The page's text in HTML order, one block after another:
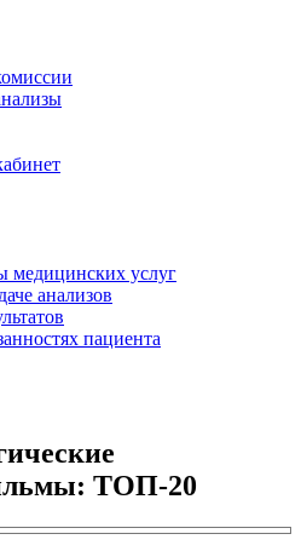
медицинских услуг
анализов
пациента
ТОП-20